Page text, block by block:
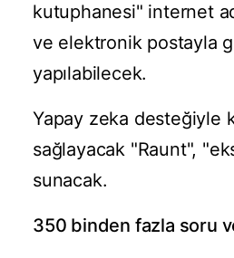
kutuphanesi" internet
ve elektronik postayla
yapılabilecek.
Yapay zeka desteğiyle
sağlayacak "Raunt",
sunacak.
350 binden fazla soru